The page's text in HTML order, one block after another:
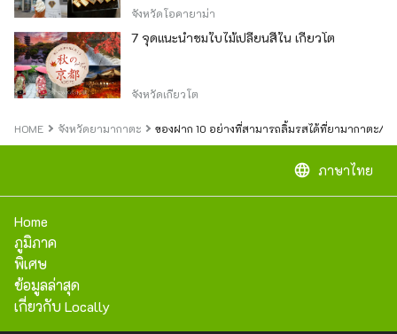
จังหวัดโอคายาม่า
7 จุดแนะนำชมใบไม้เปลี่ยนสีใน เกียวโต
จังหวัดเกียวโต
HOME จังหวัดยามากาตะ ของฝาก 10 อย่างที่สามารถลิ้มรสได้ที่ยามากาตะ/โ
language ภาษาไทย
Home
ภูมิภาค
พิเศษ
ข้อมูลล่าสุด
เกี่ยวกับ Locally